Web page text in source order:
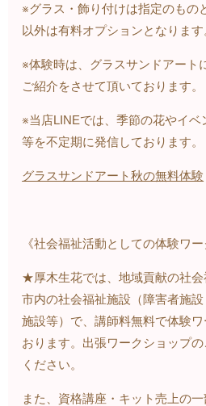
※グラス・飾り付けは指定のもの
以外は有料オプションとなります
※体験時は、グラスサンドアート
ご紹介をさせて頂いております。
※当店LINEでは、季節の花やイベ
等を不定期に発信しております。
グラスサンドアート秋の無料体験
《社会福祉活動としての体験ワー
★厚木生花では、地域貢献の社会
市内の社会福祉施設（障害者施
施設等）で、講師料無料で体験
おります。出張ワークショップ
ください。
また、資格講座・キット売上の一